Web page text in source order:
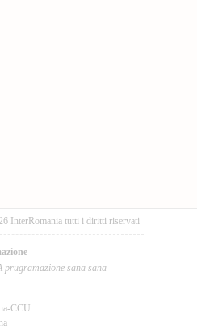
InterRomania tutti i diritti riservati
prugramazione sana sana
CCU